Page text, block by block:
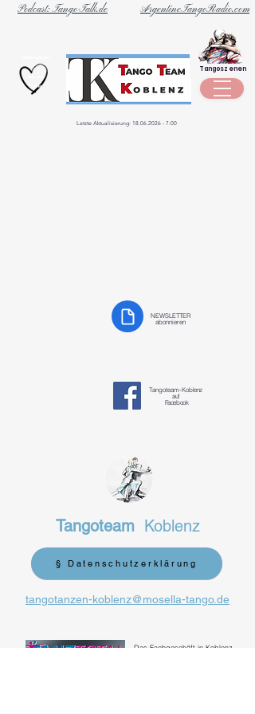
ArgentineTangoRadio.com
Podcast: Tango-Talk.de
Szene
Tangoszenen
Letzte Aktualisierung: 18.06.2026 - 7:00
NEWSLETTER
abonnieren
Tangoteam-Koblenz
auf
Facebook
TangoteamKoblenz
§ Datenschutzerklärung
tangotanzen-koblenz@mosella-tango.de
Das Fachgeschäft in Koblenz